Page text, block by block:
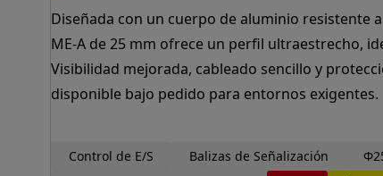
Diseñada con un cuerpo de aluminio resistente
ME-A de 25 mm ofrece un perfil ultraestrecho,
Visibilidad mejorada, cableado sencillo y
disponible bajo pedido para entornos exigentes.
Control de E/S Balizas de Señalización